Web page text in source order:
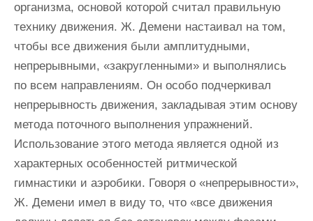
организма, основой которой считал правильную
технику движения. Ж. Демени настаивал на том,
чтобы все движения были амплитудными,
непрерывными, «закругленными» и выполнялись
по всем направлениям. Он особо подчеркивал
непрерывность движения, закладывая этим основу
метода поточного выполнения упражнений.
Использование этого метода является одной из
характерных особенностей ритмической
гимнастики и аэробики. Говоря о «непрерывности»,
Ж. Демени имел в виду то, что «все движения